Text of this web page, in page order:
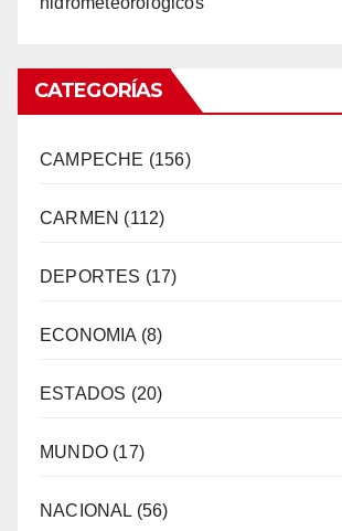
CATEGORÍAS
CAMPECHE (156)
CARMEN (112)
DEPORTES (17)
ECONOMIA (8)
ESTADOS (20)
MUNDO (17)
NACIONAL (56)